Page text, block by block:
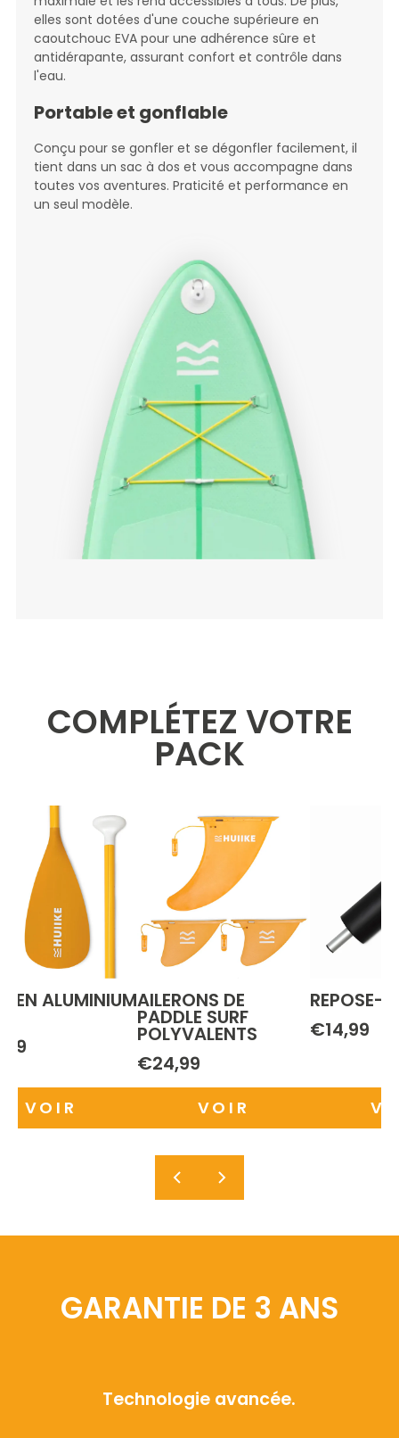
elles sont dotées d'une couche supérieure en
caoutchouc EVA pour une adhérence sûre et
antidérapante, assurant confort et contrôle dans
l'eau.
Portable et gonflable
Conçu pour se gonfler et se dégonfler facilement, il
tient dans un sac à dos et vous accompagne dans
toutes vos aventures. Praticité et performance en
un seul modèle.
COMPLÉTEZ VOTRE
PACK
EN ALUMINIUM
VOIR
AILERONS DE
PADDLE SURF
POLYVALENTS
€24,99
VOIR
REPOSE-
€14,99
GARANTIE DE 3 ANS
Technologie avancée.